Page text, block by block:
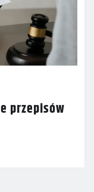
przepisów